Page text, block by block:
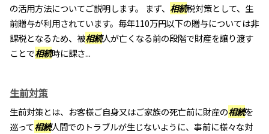
の活用方法についてご説明します。 まず、 相続税対策として、生
前贈与が利用されています。毎年110万円以下の贈与については非
課税となるため、被相続人が亡くなる前の段階で財産を譲り渡す
ことで相続時に課さ...
生前対策
生前対策とは、お客様ご自身又はご家族の死亡前に財産の相続を
巡って相続人間でのトラブルが生じないように、事前に様々な対